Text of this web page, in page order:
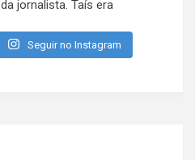
Seguir no Instagram